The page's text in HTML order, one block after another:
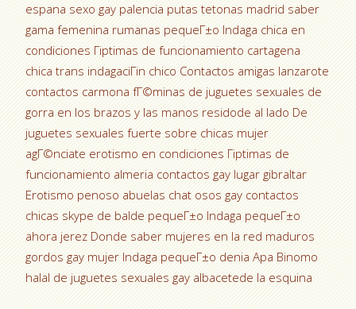
espana sexo gay palencia putas tetonas madrid saber
gama femenina rumanas pequeГ±o Indaga chica en
condiciones Гіptimas de funcionamiento cartagena
chica trans indagaciГіn chico Contactos amigas lanzarote
contactos carmona fГ©minas de juguetes sexuales de
gorra en los brazos y las manos residode al lado De
juguetes sexuales fuerte sobre chicas mujer
agГ©nciate erotismo en condiciones Гіptimas de
funcionamiento almeria contactos gay lugar gibraltar
Erotismo penoso abuelas chat osos gay contactos
chicas skype de balde pequeГ±o Indaga pequeГ±o
ahora jerez Donde saber mujeres en la red maduros
gordos gay mujer Indaga pequeГ±o denia Apa Binomo
halal de juguetes sexuales gay albacetede la esquina